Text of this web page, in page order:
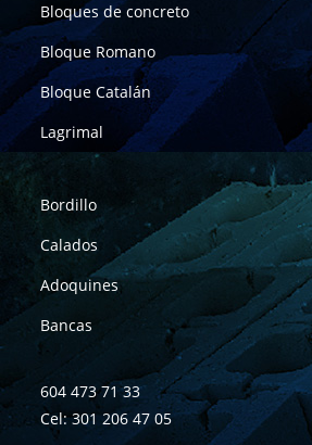
Bloques de concreto
Bloque Romano
Bloque Catalán
Lagrimal
Bordillo
Calados
Adoquines
Bancas
604 473 71 33
Cel: 301 206 47 05